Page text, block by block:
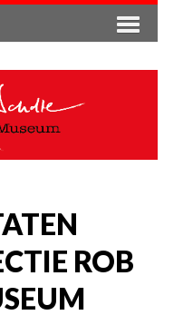
ROB